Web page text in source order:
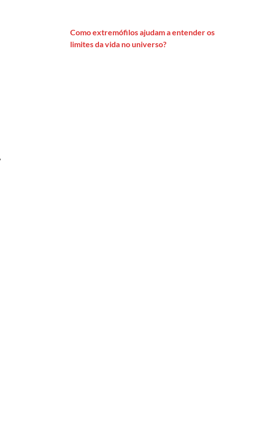
Como extremófilos ajudam a entender os
limites da vida no universo?